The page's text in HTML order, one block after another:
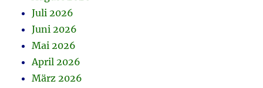
Juli 2026
Juni 2026
Mai 2026
April 2026
März 2026